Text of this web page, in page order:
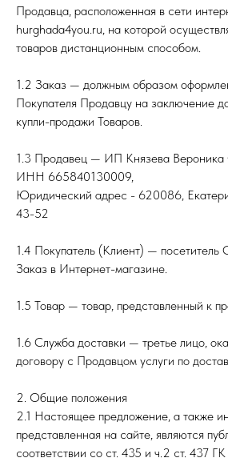
Продавца, расположенная в сети
hurghada4you.ru, на которой
товаров дистанционным способом.
1.2 Заказ — должным образом
Покупателя Продавцу на заключение
купли-продажи Товаров.
1.3 Продавец — ИП Князева Вероника
ИНН 665840130009,
Юридический адрес - 620086,
43-52
1.4 Покупатель (Клиент) — посетитель
Заказ в Интернет-магазине.
1.5 Товар — товар, представленный к
1.6 Служба доставки — третье лицо,
договору с Продавцом услуги по
2. Общие положения
2.1 Настоящее предложение, а также
представленная на сайте, являются
соответствии со ст. 435 и ч.2 ст. 437